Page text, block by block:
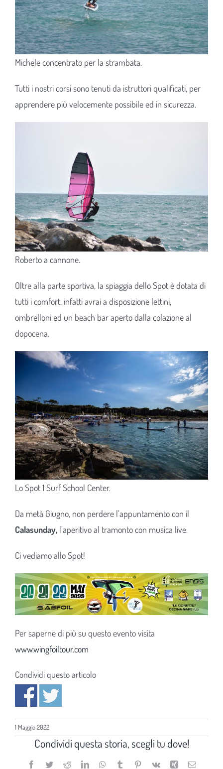
Michele concentrato per la strambata.
Tutti i nostri corsi sono tenuti da istruttori qualificati, per
apprendere più velocemente possibile ed in sicurezza.
Roberto a cannone.
Oltre alla parte sportiva, la spiaggia dello Spot è dotata di
tutti i comfort, infatti avrai a disposizione lettini,
ombrelloni ed un beach bar aperto dalla colazione al
dopocena.
Lo Spot 1 Surf School Center.
Da metà Giugno, non perdere l’appuntamento con il
Calasunday, l’aperitivo al tramonto con musica live.
Ci vediamo allo Spot!
Per saperne di più su questo evento visita
www.wingfoiltour.com
Condividi questo articolo
1 Maggio 2022
Condividi questa storia, scegli tu dove!
Facebook
TwitterRedditLinkedInWhatsApp
TumblrPinterest
Vk Xing Email